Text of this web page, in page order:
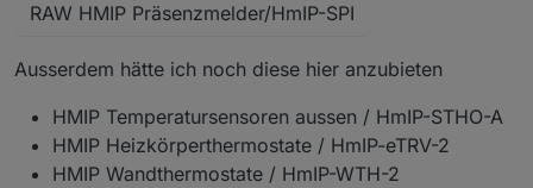
RAW HMIP Präsenzmelder/HmIP-SPI
Ausserdem hätte ich noch diese hier anzubieten
HMIP Temperatursensoren aussen / HmIP-STHO-A
HMIP Heizkörperthermostate / HmIP-eTRV-2
HMIP Wandthermostate / HmIP-WTH-2